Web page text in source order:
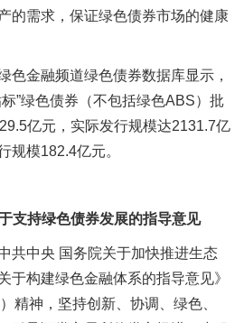
的需求，保证绿色债券市场的健康
色金融频道绿色债券数据库显示，
”绿色债券（不包括绿色ABS）批
亿元，实际发行规模达2131.7亿
规模182.4亿元。
支持绿色债券发展的指导意见
共中央 国务院关于加快推进生态
于构建绿色金融体系的指导意见》
精神，坚持创新、协调、绿色、